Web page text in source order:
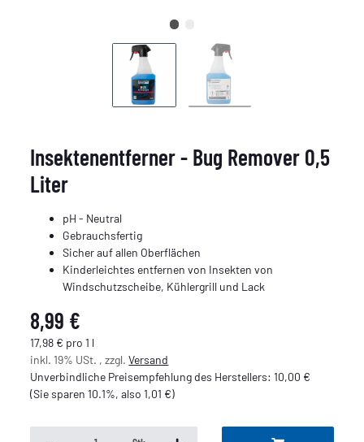
Insektenentferner - Bug Remover 0,5
Liter
pH - Neutral
Gebrauchsfertig
Sicher auf allen Oberflächen
Kinderleichtes entfernen von Insekten von
Windschutzscheibe, Kühlergrill und Lack
8,99 €
17,98 € pro 1 l
inkl. 19% USt. , zzgl.Versand
Unverbindliche Preisempfehlung des Herstellers:10,00 €
(Sie sparen10.1%, also1,01 €)